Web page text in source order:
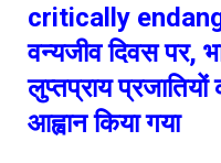
critically
वन्यजीव दिवस पर,
लुप्तप्राय
आह्वान किया गया